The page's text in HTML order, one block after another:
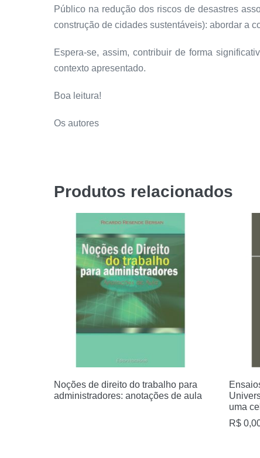
Público na redução dos riscos de desastres
construção de cidades sustentáveis): abordar a
Espera-se, assim, contribuir de forma
contexto apresentado.
Boa leitura!
Os autores
Produtos relacionados
Noções de direito do trabalho para
administradores: anotações de aula
uma
R$